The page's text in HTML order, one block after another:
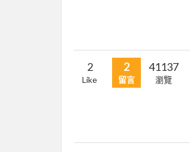
2
Like
2
留言
41137
瀏覽